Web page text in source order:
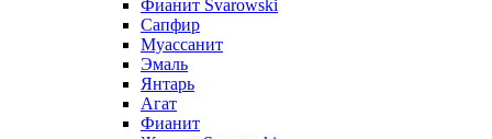
Фианит Svarowski
Сапфир
Муассанит
Эмаль
Янтарь
Агат
Фианит